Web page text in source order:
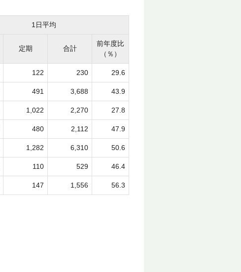
1日平均
定期 合計
前年度比
（％）
122 230 29.6
491 3,688 43.9
1,022 2,270 27.8
480 2,112 47.9
1,282 6,310 50.6
110 529 46.4
147 1,556 56.3